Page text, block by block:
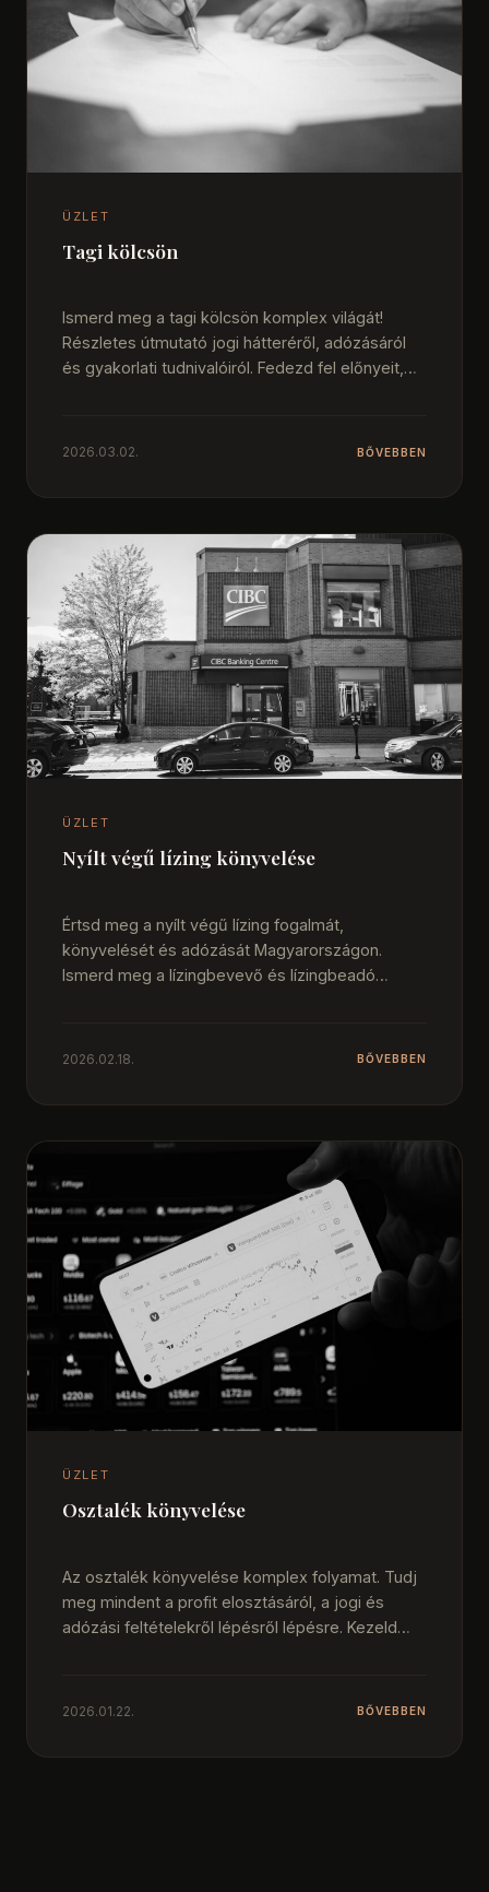
ÜZLET
Tagi kölcsön
Ismerd meg a tagi kölcsön komplex világát!
Részletes útmutató jogi hátteréről, adózásáról
és gyakorlati tudnivalóiról. Fedezd fel előnyeit,
2026.03.02. BŐVEBBEN
ÜZLET
Nyílt végű lízing könyvelése
Értsd meg a nyílt végű lízing fogalmát,
könyvelését és adózását Magyarországon.
Ismerd meg a lízingbevevő és lízingbeadó
2026.02.18. BŐVEBBEN
ÜZLET
Osztalék könyvelése
Az osztalék könyvelése komplex folyamat. Tudj
meg mindent a profit elosztásáról, a jogi és
adózási feltételekről lépésről lépésre. Kezeld
2026.01.22. BŐVEBBEN